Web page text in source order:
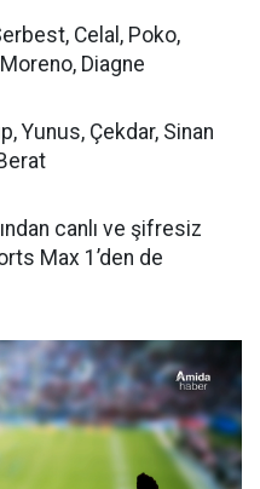
Celal, Poko,
Diagne
Yunus, Çekdar, Sinan
canlı ve şifresiz
Max 1’den de